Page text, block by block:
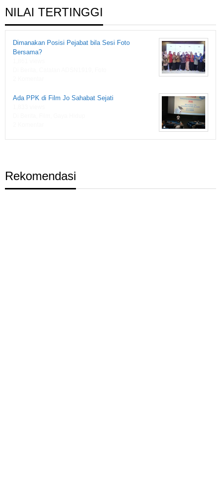
NILAI TERTINGGI
Dimanakan Posisi Pejabat bila Sesi Foto
Bersama?
Ada PPK di Film Jo Sahabat Sejati
Rekomendasi